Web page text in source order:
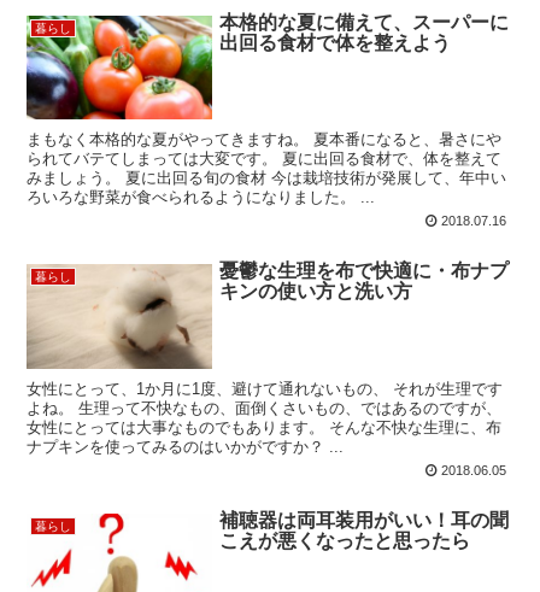
暮らし
本格的な夏に備えて、スーパーに
出回る食材で体を整えよう
まもなく本格的な夏がやってきますね。 夏本番になると、暑さにや
られてバテてしまっては大変です。 夏に出回る食材で、体を整えて
みましょう。 夏に出回る旬の食材 今は栽培技術が発展して、年中い
ろいろな野菜が食べられるようになりました。 ...
2018.07.16
暮らし
憂鬱な生理を布で快適に・布ナプ
キンの使い方と洗い方
女性にとって、1か月に1度、避けて通れないもの、 それが生理です
よね。 生理って不快なもの、面倒くさいもの、ではあるのですが、
女性にとっては大事なものでもあります。 そんな不快な生理に、布
ナプキンを使ってみるのはいかがですか？ ...
2018.06.05
暮らし
補聴器は両耳装用がいい！耳の聞
こえが悪くなったと思ったら